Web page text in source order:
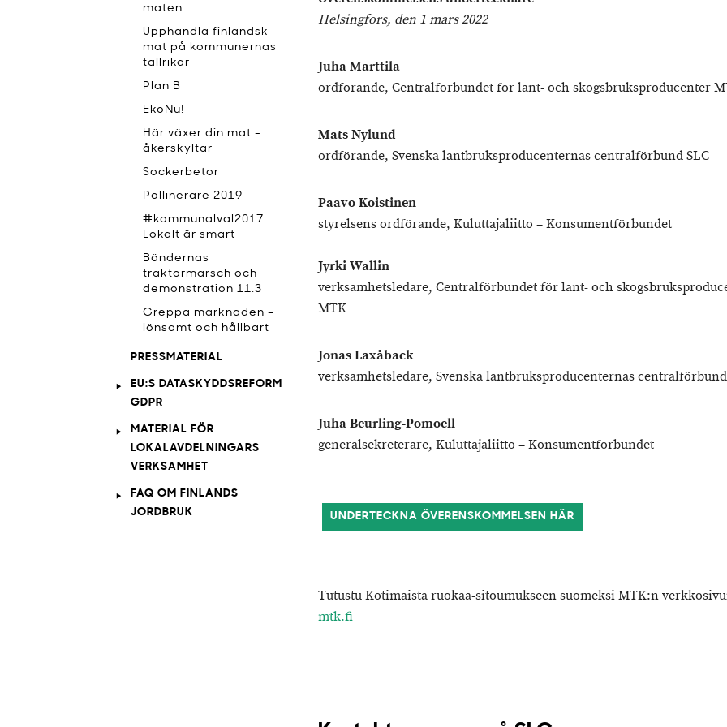
Helsingfors, den 1 mars 2022
Juha Marttila
ordförande, Centralförbundet för lant- och skogsbruksproducenter
Mats Nylund
ordförande, Svenska lantbruksproducenternas centralförbund SLC
Paavo Koistinen
styrelsens ordförande, Kuluttajaliitto – Konsumentförbundet
Jyrki Wallin
verksamhetsledare, Centralförbundet för lant- och
MTK
Jonas Laxåback
verksamhetsledare, Svenska lantbruksproducenternas
Juha Beurling-Pomoell
generalsekreterare, Kuluttajaliitto – Konsumentförbundet
UNDERTECKNA ÖVERENSKOMMELSEN HÄR
Tutustu Kotimaista ruokaa-sitoumukseen suomeksi MTK:n
mtk.fi
maten
Upphandla finländsk
mat på kommunernas
tallrikar
Plan B
EkoNu!
Här växer din mat -
åkerskyltar
Sockerbetor
Pollinerare 2019
#kommunalval2017
Lokalt är smart
Böndernas
traktormarsch och
demonstration 11.3
Greppa marknaden –
lönsamt och hållbart
PRESSMATERIAL
EU:S DATASKYDDSREFORM
GDPR
MATERIAL FÖR
LOKALAVDELNINGARS
VERKSAMHET
FAQ OM FINLANDS
JORDBRUK